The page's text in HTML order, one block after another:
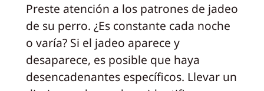
Preste atención a los patrones de jadeo
de su perro. ¿Es constante cada noche
o varía? Si el jadeo aparece y
desaparece, es posible que haya
desencadenantes específicos. Llevar un